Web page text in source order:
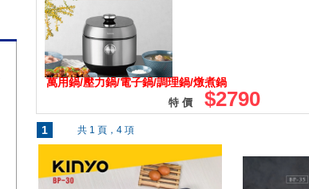
萬用鍋/壓力鍋/電子鍋/調理鍋/燉煮鍋
特 價 $2790
1 共 1 頁，4 項